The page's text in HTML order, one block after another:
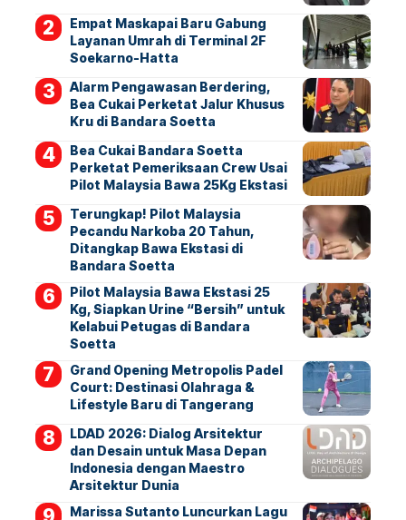
Empat Maskapai Baru Gabung
Layanan Umrah di Terminal 2F
Soekarno-Hatta
Alarm Pengawasan Berdering,
Bea Cukai Perketat Jalur Khusus
Kru di Bandara Soetta
Bea Cukai Bandara Soetta
Perketat Pemeriksaan Crew Usai
Pilot Malaysia Bawa 25Kg Ekstasi
Terungkap! Pilot Malaysia
Pecandu Narkoba 20 Tahun,
Ditangkap Bawa Ekstasi di
Bandara Soetta
Pilot Malaysia Bawa Ekstasi 25
Kg, Siapkan Urine “Bersih” untuk
Kelabui Petugas di Bandara
Soetta
Grand Opening Metropolis Padel
Court: Destinasi Olahraga &
Lifestyle Baru di Tangerang
LDAD 2026: Dialog Arsitektur
dan Desain untuk Masa Depan
Indonesia dengan Maestro
Arsitektur Dunia
Marissa Sutanto Luncurkan Lagu